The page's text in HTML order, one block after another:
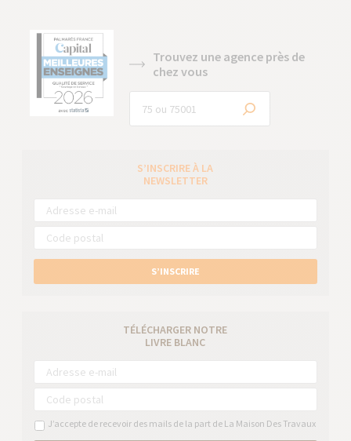
Trouvez une agence près de
chez vous
S’INSCRIRE À LA
NEWSLETTER
S’INSCRIRE
TÉLÉCHARGER NOTRE
LIVRE BLANC
J’accepte de recevoir des mails de la part de La Maison Des Travaux